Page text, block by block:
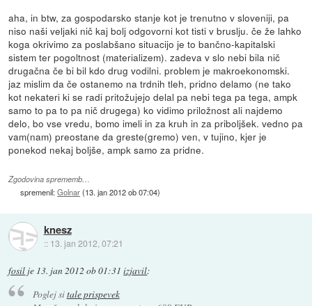
aha, in btw, za gospodarsko stanje kot je trenutno v sloveniji, pa
niso naši veljaki nič kaj bolj odgovorni kot tisti v bruslju. če že lahko
koga okrivimo za poslabšano situacijo je to bančno-kapitalski
sistem ter pogoltnost (materializem). zadeva v slo nebi bila nič
drugačna če bi bil kdo drug vodilni. problem je makroekonomski.
jaz mislim da če ostanemo na trdnih tleh, pridno delamo (ne tako
kot nekateri ki se radi pritožujejo delal pa nebi tega pa tega, ampk
samo to pa to pa nič drugega) ko vidimo priložnost ali najdemo
delo, bo vse vredu, bomo imeli in za kruh in za priboljšek. vedno pa
vam(nam) preostane da greste(gremo) ven, v tujino, kjer je
ponekod nekaj boljše, ampk samo za pridne.
Zgodovina sprememb…
spremenil:Golnar(13. jan 2012 ob 07:04)
knesz
:: 13. jan 2012, 07:21
fosil je 13. jan 2012 ob 01:31 izjavil:
Poglej sitale prispevek